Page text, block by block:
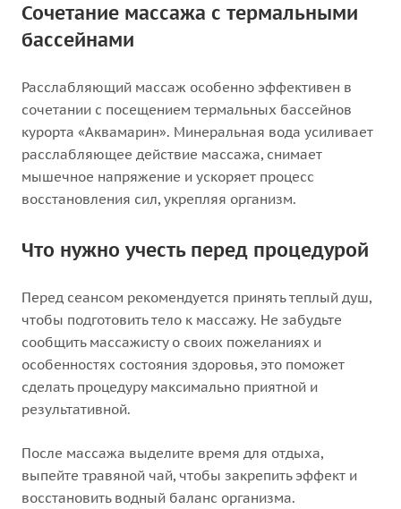
Сочетание массажа с термальными
бассейнами
Расслабляющий массаж особенно эффективен в
сочетании с посещением термальных бассейнов
курорта «Аквамарин». Минеральная вода усиливает
расслабляющее действие массажа, снимает
мышечное напряжение и ускоряет процесс
восстановления сил, укрепляя организм.
Что нужно учесть перед процедурой
Перед сеансом рекомендуется принять теплый душ,
чтобы подготовить тело к массажу. Не забудьте
сообщить массажисту о своих пожеланиях и
особенностях состояния здоровья, это поможет
сделать процедуру максимально приятной и
результативной.
После массажа выделите время для отдыха,
выпейте травяной чай, чтобы закрепить эффект и
восстановить водный баланс организма.